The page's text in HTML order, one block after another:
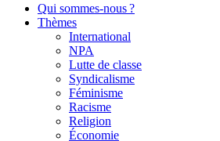
Qui sommes-nous ?
Thèmes
International
NPA
Lutte de classe
Syndicalisme
Féminisme
Racisme
Religion
Économie